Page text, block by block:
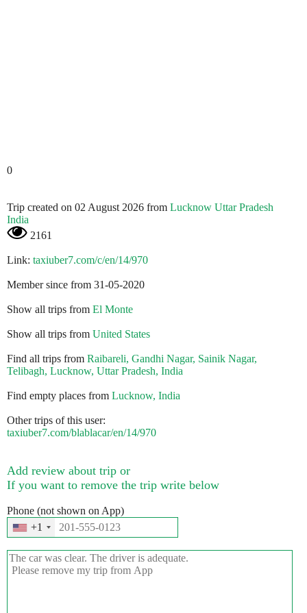
0
Trip created on 02 August 2026 from Lucknow Uttar Pradesh
India
2161
Link: taxiuber7.com/c/en/14/970
Member since from 31-05-2020
Show all trips from El Monte
Show all trips from United States
Find all trips from Raibareli, Gandhi Nagar, Sainik Nagar,
Telibagh, Lucknow, Uttar Pradesh, India
Find empty places from Lucknow, India
Other trips of this user:
taxiuber7.com/blablacar/en/14/970
Add review about trip or
If you want to remove the trip write below
Phone (not shown on App)
+1